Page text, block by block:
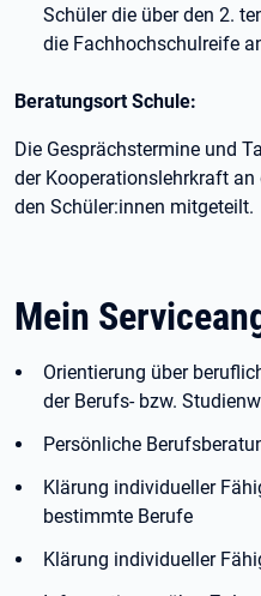
Schüler die über den 2.
die Fachhochschulreife
Beratungsort Schule:
Die Gesprächstermine und
der Kooperationslehrkraft
den Schüler:innen mitgeteilt.
Mein
Orientierung über
der Berufs- bzw.
Persönliche
Klärung individueller
bestimmte Berufe
Klärung individueller